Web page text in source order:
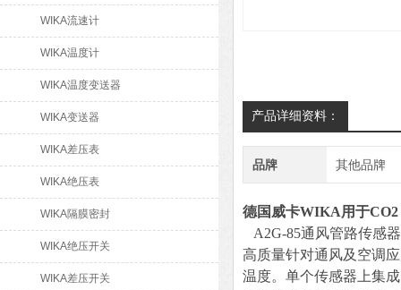
WIKA流速计
WIKA温度计
WIKA温度变送器
WIKA变送器
WIKA差压表
WIKA绝压表
WIKA隔膜密封
WIKA绝压开关
WIKA差压开关
产品详细资料：
品牌 其他品牌
德国威卡WIKA用于
A2G-85通风管路传感
高质量针对通风及空调
温度。单个传感器上集